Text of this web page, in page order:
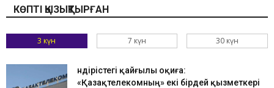
КӨПТІ ҚЫЗЫҚТЫРҒАН
3 күн 7 күн 30 күн
Өндірістегі қайғылы оқиға:
«Қазақтелекомның» екі бірдей қызметкері